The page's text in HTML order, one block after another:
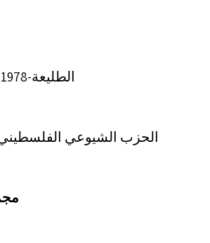
الطليعة-1978-02-27-001-0001
الحزب الشيوعي